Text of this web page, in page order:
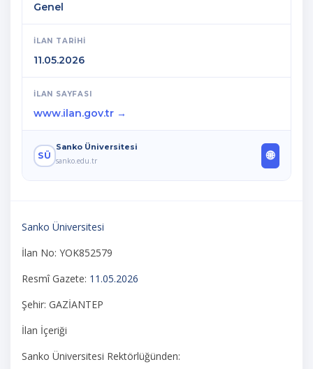
Genel
İLAN TARIHI
11.05.2026
İLAN SAYFASI
www.ilan.gov.tr →
SÜ
Sanko Üniversitesi
sanko.edu.tr
🌐
Sanko Üniversitesi
İlan No: YOK852579
Resmî Gazete: 11.05.2026
Şehir: GAZİANTEP
İlan İçeriği
Sanko Üniversitesi Rektörlüğünden: